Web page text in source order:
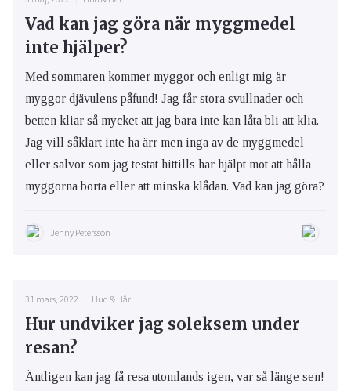
Vad kan jag göra när myggmedel
inte hjälper?
Med sommaren kommer myggor och enligt mig är
myggor djävulens påfund! Jag får stora svullnader och
betten kliar så mycket att jag bara inte kan låta bli att klia.
Jag vill såklart inte ha ärr men inga av de myggmedel
eller salvor som jag testat hittills har hjälpt mot att hålla
myggorna borta eller att minska klådan. Vad kan jag göra?
Jenny Petersson
31 mars, 2022 Hud & Hår
Hur undviker jag soleksem under
resan?
Äntligen kan jag få resa utomlands igen, var så länge sen!